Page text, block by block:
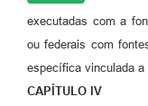
executadas com a
ou federais com
específica vinculada a
CAPÍTULO IV